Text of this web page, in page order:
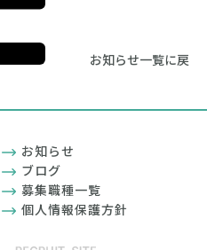
お知らせ一覧に戻
お知らせ
ブログ
募集職種一覧
個人情報保護方針